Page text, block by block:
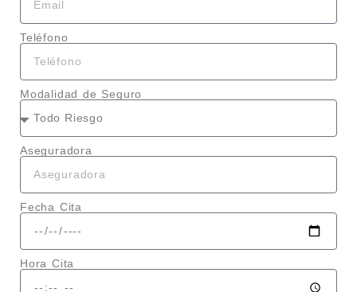
Teléfono
Modalidad de Seguro
Aseguradora
Fecha Cita
Hora Cita